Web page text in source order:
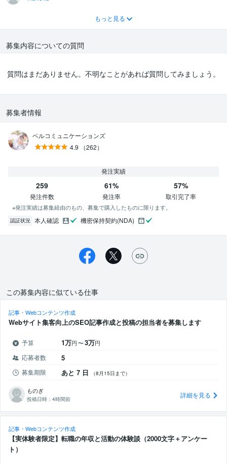
…etc
上記のように様々なメリットがあるかと思います。
その他ご質問等ありましたら、お気軽にお問い合わせください。
もっと見る
募集内容についての質問
質問はまだありません。不明なことがあれば質問してみましょう。
募集者情報
ベルコミュニケーションズ
4.9
（262）
発注実績
259
発注件数
61%
発注率
57%
取引完了率
※発注実績は募集経由のもの、募集で購入したものに限ります。
認証状況 本人確認 機密保持契約(NDA)
この募集内容に似ている仕事
記事・Webコンテンツ作成
Webサイト集客向上のSEO記事作成と投稿の担当者を募集します
予算 1万円〜3万円
応募者数 5
募集期限 あと 7 日 （8月15日まで）
ものぎ
投稿日時： 4時間前 詳細を見る
記事・Webコンテンツ作成
【実体験者限定】転職の年収と活動の体験談（2000文字＋アンケー
ト）